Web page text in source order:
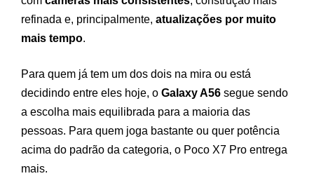
refinada e, principalmente, atualizações por muito
mais tempo.
Para quem já tem um dos dois na mira ou está
decidindo entre eles hoje, o Galaxy A56 segue sendo
a escolha mais equilibrada para a maioria das
pessoas. Para quem joga bastante ou quer potência
acima do padrão da categoria, o Poco X7 Pro entrega
mais.